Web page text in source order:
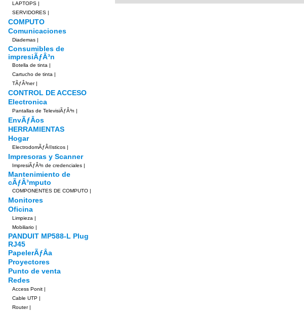
LAPTOPS |
SERVIDORES |
COMPUTO
Comunicaciones
Diademas |
Consumibles de
impresiÃƒÂ³n
Botella de tinta |
Cartucho de tinta |
TÃƒÂ³ner|
CONTROL DE ACCESO
Electronica
Pantallas de TelevisiÃƒÂ³n |
EnvÃƒÂ­os
HERRAMIENTAS
Hogar
ElectrodomÃƒÂ©sticos |
Impresoras y Scanner
ImpresiÃƒÂ³n de credenciales |
Mantenimiento de
cÃƒÂ³mputo
COMPONENTES DE COMPUTO |
Monitores
Oficina
Limpieza |
Mobiliario |
PANDUIT MP588-L Plug
RJ45
PapelerÃƒÂ­a
Proyectores
Punto de venta
Redes
Access Ponit |
Cable UTP |
Router|